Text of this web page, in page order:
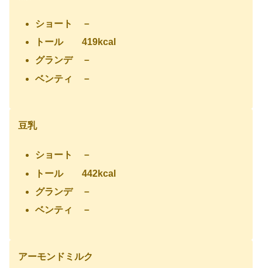
ショート －
トール 419kcal
グランデ －
ベンティ －
豆乳
ショート －
トール 442kcal
グランデ －
ベンティ －
アーモンドミルク